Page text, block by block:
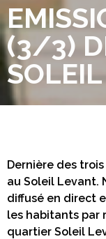
(3/3)
Dernière des
au Soleil Levant.
diffusé en direct
les habitants par
quartier Soleil